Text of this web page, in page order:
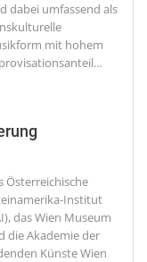
dabei umfassend als
mit hohem
…
Österreichische
Institut
das Wien Museum
die Akademie der
Künste Wien